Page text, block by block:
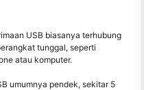
USB biasanya terhubung
tunggal, seperti
atau komputer.
umumnya pendek, sekitar 5